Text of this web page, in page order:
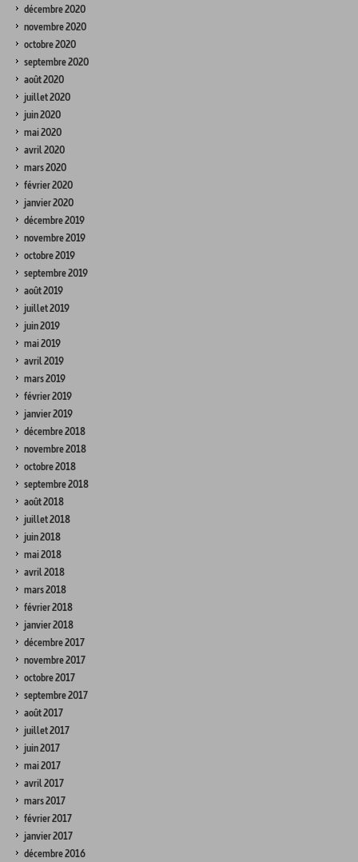
décembre 2020
novembre 2020
octobre 2020
septembre 2020
août 2020
juillet 2020
juin 2020
mai 2020
avril 2020
mars 2020
février 2020
janvier 2020
décembre 2019
novembre 2019
octobre 2019
septembre 2019
août 2019
juillet 2019
juin 2019
mai 2019
avril 2019
mars 2019
février 2019
janvier 2019
décembre 2018
novembre 2018
octobre 2018
septembre 2018
août 2018
juillet 2018
juin 2018
mai 2018
avril 2018
mars 2018
février 2018
janvier 2018
décembre 2017
novembre 2017
octobre 2017
septembre 2017
août 2017
juillet 2017
juin 2017
mai 2017
avril 2017
mars 2017
février 2017
janvier 2017
décembre 2016